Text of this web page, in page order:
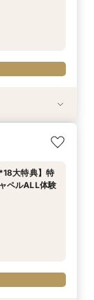
】Webで会場
食&レスト
収集◎デザイ
*なんでも相
豪華試食＆デ
会《ギフト券
大特典】特
ペルALL体験